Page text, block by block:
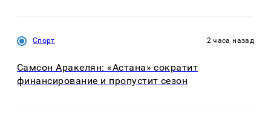
Спорт 2 часа назад
Самсон Аракелян: «Астана» сократит
финансирование и пропустит сезон